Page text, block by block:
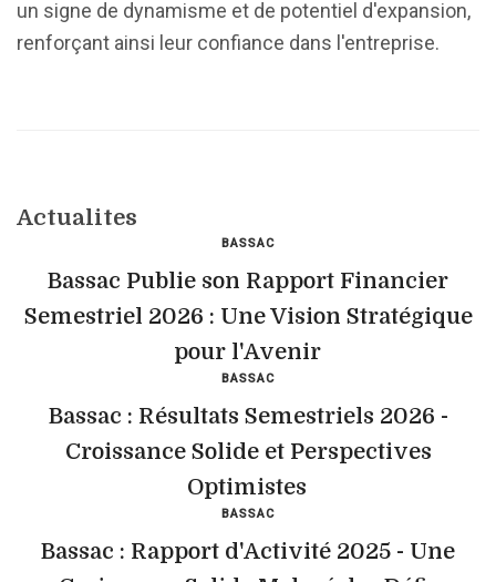
un signe de dynamisme et de potentiel d'expansion,
renforçant ainsi leur confiance dans l'entreprise.
Actualites
BASSAC
Bassac Publie son Rapport Financier
Semestriel 2026 : Une Vision Stratégique
pour l'Avenir
BASSAC
Bassac : Résultats Semestriels 2026 -
Croissance Solide et Perspectives
Optimistes
BASSAC
Bassac : Rapport d'Activité 2025 - Une